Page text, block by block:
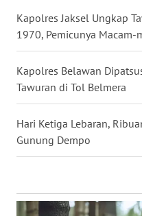
Kapolres Jaksel Ungkap
1970, Pemicunya Macam-
Kapolres Belawan
Tawuran di Tol Belmera
Hari Ketiga Lebaran,
Gunung Dempo
MALUT
DAIRI
WN
DANAU
TOBA